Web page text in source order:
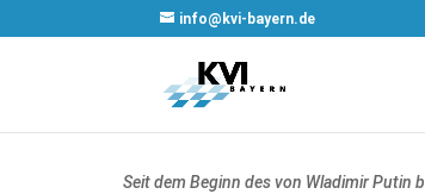
info@kvi-bayern.de
Seit dem Beginn des von Wladimir Putin